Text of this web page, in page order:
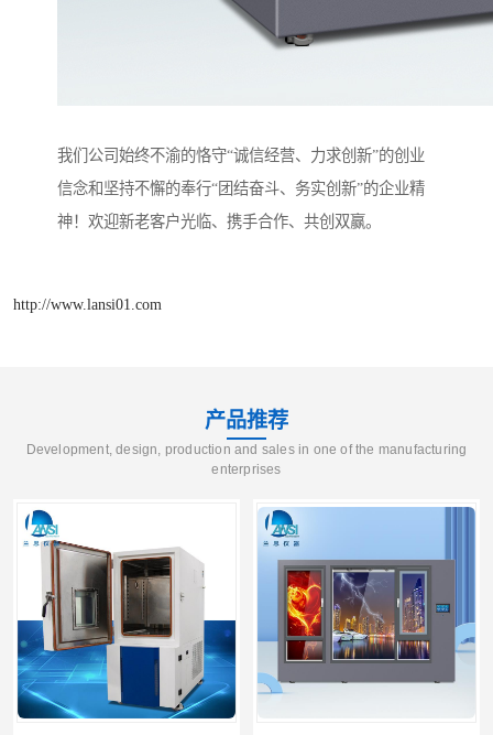
我们公司始终不渝的恪守“诚信经营、力求创新”的创业
信念和坚持不懈的奉行“团结奋斗、务实创新”的企业精
神！欢迎新老客户光临、携手合作、共创双赢。
http://www.lansi01.com
产品推荐
Development, design, production and sales in one of the manufacturing
enterprises